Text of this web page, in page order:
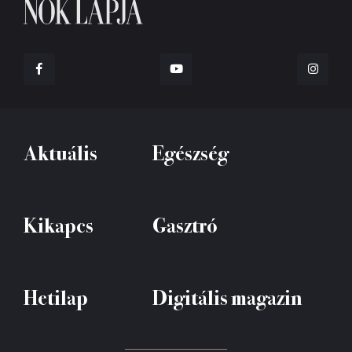
Aktuális Egészség
Kikapcs Gasztró
Hetilap Digitális magazin